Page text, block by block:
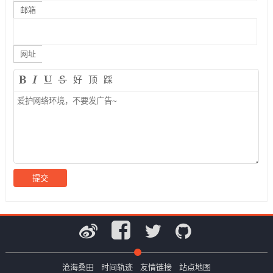
邮箱
网址
好 顶 踩
沧海桑田 时间轨迹 友情链接 站点地图